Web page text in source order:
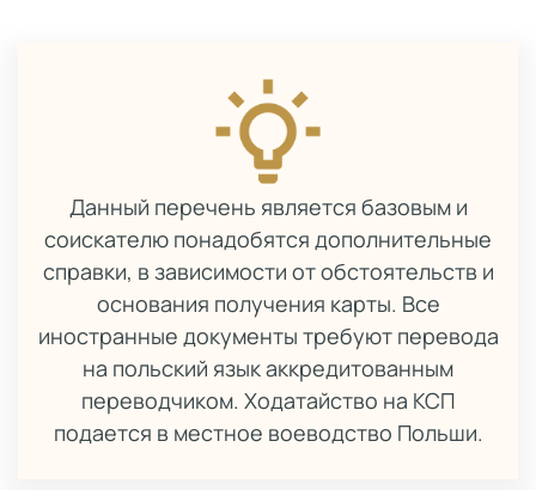
Данный перечень является базовым и
соискателю понадобятся дополнительные
справки, в зависимости от обстоятельств и
основания получения карты. Все
иностранные документы требуют перевода
на польский язык аккредитованным
переводчиком. Ходатайство на КСП
подается в местное воеводство Польши.